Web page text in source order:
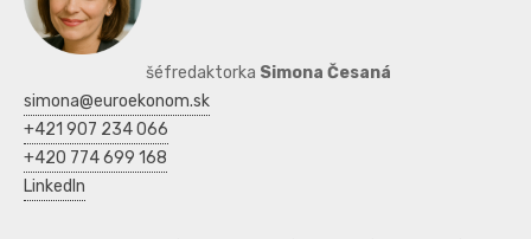
šéfredaktorka Simona Česaná
simona@euroekonom.sk
+421 907 234 066
+420 774 699 168
LinkedIn